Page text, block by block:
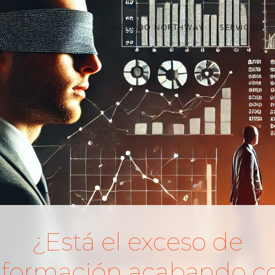
MÉTODO NORTHWAY SERVICIOS
¿Está el exceso de